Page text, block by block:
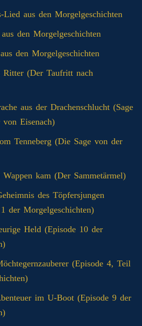
Lied aus den Morgelgeschichten
den Morgelgeschichten
den Morgelgeschichten
(Der Taufritt nach
aus der Drachenschlucht (Sage
Eisenach)
Tenneberg (Die Sage von der
kam (Der Sammetärmel)
des Töpfersjungen
der Morgelgeschichten)
Held (Episode 10 der
(Episode 4, Teil
im U-Boot (Episode 9 der